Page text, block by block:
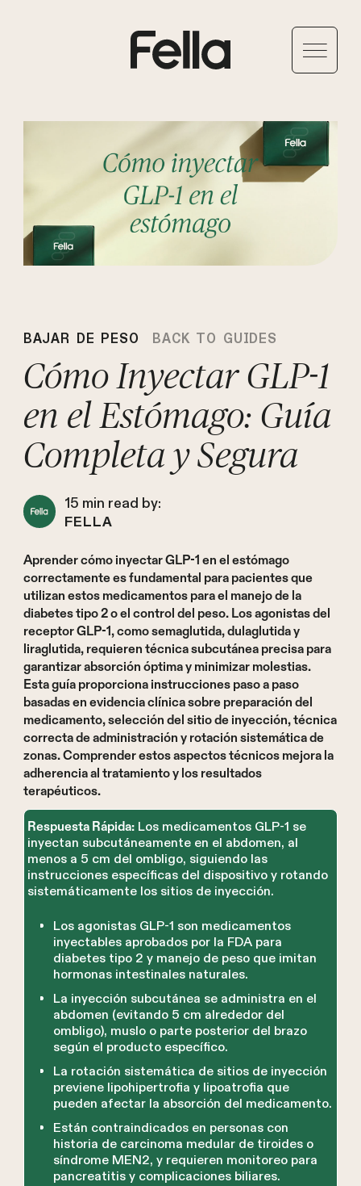
BAJAR DE PESO BACK TO GUIDES
Cómo Inyectar GLP-1
en el Estómago: Guía
Completa y Segura
15 min read by:
FELLA
Aprender cómo inyectar GLP-1 en el estómago
correctamente es fundamental para pacientes que
utilizan estos medicamentos para el manejo de la
diabetes tipo 2 o el control del peso. Los agonistas del
receptor GLP-1, como semaglutida, dulaglutida y
liraglutida, requieren técnica subcutánea precisa para
garantizar absorción óptima y minimizar molestias.
Esta guía proporciona instrucciones paso a paso
basadas en evidencia clínica sobre preparación del
medicamento, selección del sitio de inyección, técnica
correcta de administración y rotación sistemática de
zonas. Comprender estos aspectos técnicos mejora la
adherencia al tratamiento y los resultados
terapéuticos.
Respuesta Rápida: Los medicamentos GLP-1 se
inyectan subcutáneamente en el abdomen, al
menos a 5 cm del ombligo, siguiendo las
instrucciones específicas del dispositivo y rotando
sistemáticamente los sitios de inyección.
Los agonistas GLP-1 son medicamentos
inyectables aprobados por la FDA para
diabetes tipo 2 y manejo de peso que imitan
hormonas intestinales naturales.
La inyección subcutánea se administra en el
abdomen (evitando 5 cm alrededor del
ombligo), muslo o parte posterior del brazo
según el producto específico.
La rotación sistemática de sitios de inyección
previene lipohipertrofia y lipoatrofia que
pueden afectar la absorción del medicamento.
Están contraindicados en personas con
historia de carcinoma medular de tiroides o
síndrome MEN2, y requieren monitoreo para
pancreatitis y complicaciones biliares.